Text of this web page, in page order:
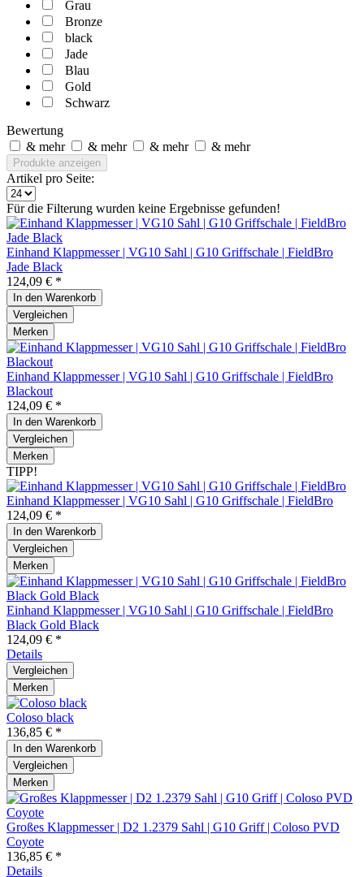
Grau
Bronze
black
Jade
Blau
Gold
Schwarz
Bewertung
& mehr
& mehr & mehr & mehr
Produkte anzeigen
Artikel pro Seite:
Für die Filterung wurden keine Ergebnisse gefunden!
Einhand Klappmesser | VG10 Sahl | G10 Griffschale | FieldBro
Jade Black
124,09 € *
In den Warenkorb
Vergleichen
Merken
Einhand Klappmesser | VG10 Sahl | G10 Griffschale | FieldBro
Blackout
124,09 € *
In den Warenkorb
Vergleichen
Merken
TIPP!
Einhand Klappmesser | VG10 Sahl | G10 Griffschale | FieldBro
124,09 € *
In den Warenkorb
Vergleichen
Merken
Einhand Klappmesser | VG10 Sahl | G10 Griffschale | FieldBro
Black Gold Black
124,09 € *
Details
Vergleichen
Merken
Coloso black
136,85 € *
In den Warenkorb
Vergleichen
Merken
Großes Klappmesser | D2 1.2379 Sahl | G10 Griff | Coloso PVD
Coyote
136,85 € *
Details